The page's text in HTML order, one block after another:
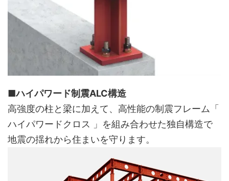
■ハイパワード制震ALC構造
高強度の柱と梁に加えて、高性能の制震フレーム「
ハイパワードクロス 」を組み合わせた独自構造で
地震の揺れから住まいを守ります。